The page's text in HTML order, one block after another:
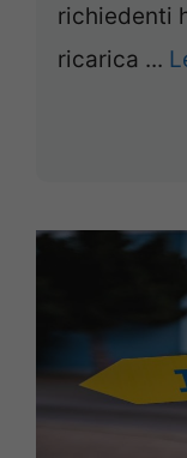
richiedenti
ricarica ...